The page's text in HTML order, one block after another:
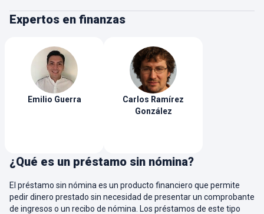
tus necesidades, sin preocuparte por la
pagos flexibles que se ajusten a tu capacidad.
Expertos en finanzas
Emilio Guerra Carlos Ramírez
González
¿Qué es un préstamo sin nómina?
El préstamo sin nómina es un producto financiero que permite
pedir dinero prestado sin necesidad de presentar un comprobante
de ingresos o un recibo de nómina. Los préstamos de este tipo